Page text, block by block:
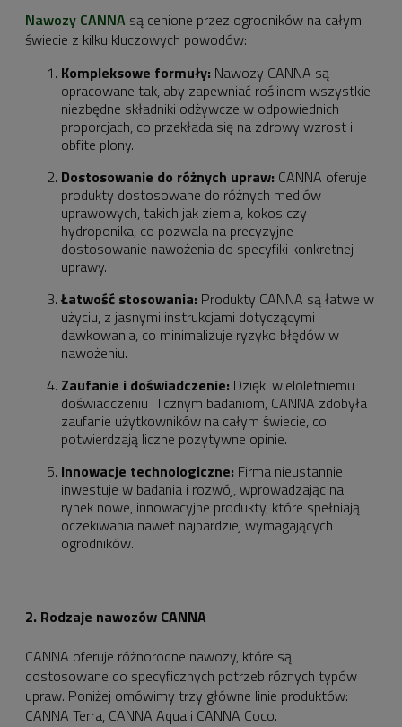
Nawozy CANNA są cenione przez ogrodników na całym
świecie z kilku kluczowych powodów:
Kompleksowe formuły: Nawozy CANNA są
opracowane tak, aby zapewniać roślinom wszystkie
niezbędne składniki odżywcze w odpowiednich
proporcjach, co przekłada się na zdrowy wzrost i
obfite plony.
Dostosowanie do różnych upraw: CANNA oferuje
produkty dostosowane do różnych mediów
uprawowych, takich jak ziemia, kokos czy
hydroponika, co pozwala na precyzyjne
dostosowanie nawożenia do specyfiki konkretnej
uprawy.
Łatwość stosowania: Produkty CANNA są łatwe w
użyciu, z jasnymi instrukcjami dotyczącymi
dawkowania, co minimalizuje ryzyko błędów w
nawożeniu.
Zaufanie i doświadczenie: Dzięki wieloletniemu
doświadczeniu i licznym badaniom, CANNA zdobyła
zaufanie użytkowników na całym świecie, co
potwierdzają liczne pozytywne opinie.
Innowacje technologiczne: Firma nieustannie
inwestuje w badania i rozwój, wprowadzając na
rynek nowe, innowacyjne produkty, które spełniają
oczekiwania nawet najbardziej wymagających
ogrodników.
2. Rodzaje nawozów CANNA
CANNA oferuje różnorodne nawozy, które są
dostosowane do specyficznych potrzeb różnych typów
upraw. Poniżej omówimy trzy główne linie produktów:
CANNA Terra, CANNA Aqua i CANNA Coco.